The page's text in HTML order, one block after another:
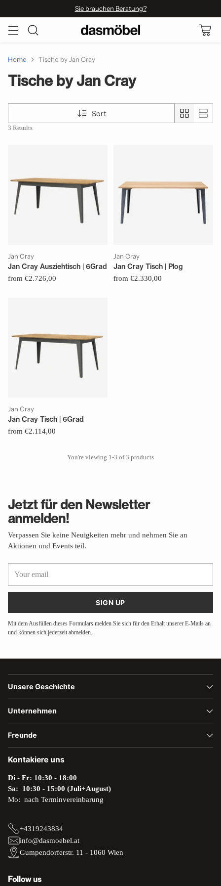
Sie brauchen Beratung?
Home Tische by Jan Cray
Tische by Jan Cray
Sort
3 Results
Jan Cray
Jan Cray Ausziehtisch | 6Grad
from €2.726,00
Jan Cray
Jan Cray Tisch | Plog
from €2.330,00
Jan Cray
Jan Cray Tisch | 6Grad
from €2.114,00
You're viewing 1-3 of 3 products
Jetzt für den Newsletter
anmelden!
Verpassen Sie keine Neuigkeiten mehr und nehmen Sie an
Aktionen und Events teil.
email
SIGN UP
Mit dem Ausfüllen dieses Formulars melden Sie sich für den Erhalt unserer E-Mails an
und können sich jederzeit abmelden.
Unsere Geschichte
Unternehmen
Freunde
Kontakiere uns
Di - Fr: 10:30 - 18:00
Sa: 10:30 - 15:00 (Juli+August)
Mo: nach Terminvereinbarung
+4319243834
info@dasmoebel.at
Gumpendorferstr. 11 - 1060 Wien
Follow us